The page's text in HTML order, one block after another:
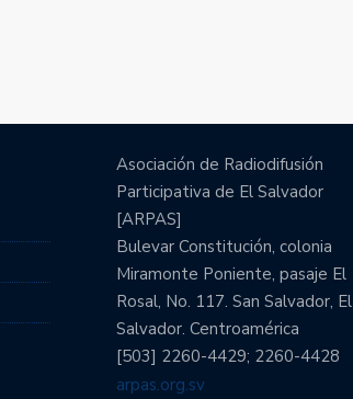
Asociación de Radiodifusión
Participativa de El Salvador
[ARPAS]
Bulevar Constitución, colonia
Miramonte Poniente, pasaje El
Rosal, No. 117. San Salvador, El
Salvador. Centroamérica
[503] 2260-4429; 2260-4428
arpas.org.sv